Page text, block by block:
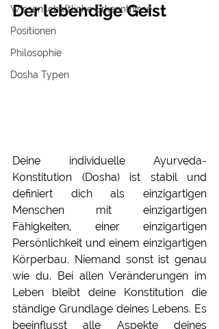
Wissenschaftliche Erkenntnisse
Positionen
Philosophie
Dosha Typen
Der lebendige Geist
Deine individuelle Ayurveda-
Konstitution (Dosha) ist stabil und
definiert dich als einzigartigen
Menschen mit einzigartigen
Fähigkeiten, einer einzigartigen
Persönlichkeit und einem einzigartigen
Körperbau. Niemand sonst ist genau
wie du. Bei allen Veränderungen im
Leben bleibt deine Konstitution die
ständige Grundlage deines Lebens. Es
beeinflusst alle Aspekte deines